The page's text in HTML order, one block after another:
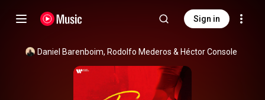
Sign in
Daniel Barenboim, Rodolfo Mederos & Héctor Console